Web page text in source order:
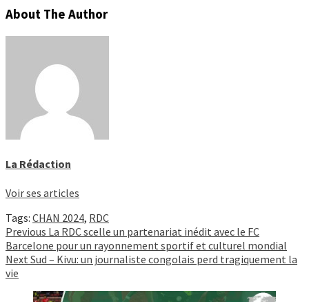
About The Author
La Rédaction
Voir ses articles
Tags: CHAN 2024, RDC
Continue
Reading
Previous La RDC scelle un partenariat inédit avec le FC
Barcelone pour un rayonnement sportif et culturel mondial
Next Sud – Kivu: un journaliste congolais perd tragiquement la
vie